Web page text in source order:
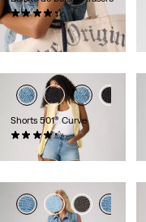
(15)
9,50 €
Shorts 501® Curve
(96)
69,00 €